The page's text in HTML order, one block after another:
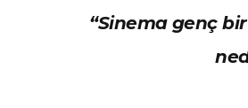
“Sinema genç